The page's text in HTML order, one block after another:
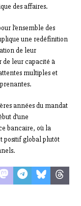
des affaires.
l’ensemble des
une redéfinition
de leur
de leur capacité à
multiples et
années du mandat
d’une
bancaire, où la
positif global plutôt